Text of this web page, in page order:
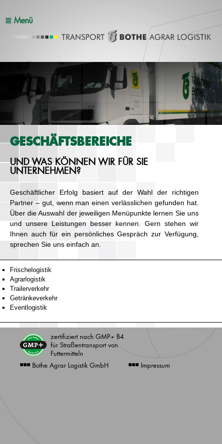
≣ Menü
GESCHÄFTSBEREICHE
UND WAS KÖNNEN WIR FÜR SIE
UNTERNEHMEN?
Geschäftlicher Erfolg basiert auf der Wahl der richtigen
Partner – gut, wenn man einen verlässlichen gefunden hat.
Über die Auswahl der jeweiligen Menüpunkte lernen Sie uns
und unsere Leistungen besser kennen. Gern stehen wir
Ihnen auch für ein persönliches Gespräch zur Verfügung,
sprechen Sie uns einfach an.
Frischelogistik
Agrarlogistik
Trailerverkehr
Getränkeverkehr
Eventlogistik
zertifiziert nach GMP+ B4
für Straßentransport von
Futtermitteln
■■■ Bothe Agrar Logistik GmbH ■■■ Impressum